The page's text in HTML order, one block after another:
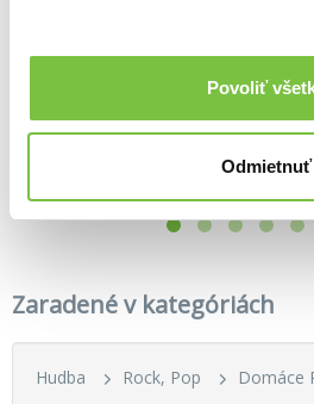
Povoliť
Odmietnuť
Para: Pre všetko okolo nás LP 15,40€
Zaradené v kategóriách
Hudba Rock, Pop Domáce